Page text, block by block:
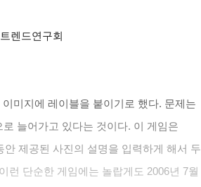
렌드연구회
미지에 레이블을 붙이기로 했다. 문제는
늘어가고 있다는 것이다. 이 게임은
제공된 사진의 설명을 입력하게 해서 두
런 단순한 게임에는 놀랍게도 2006년 7월